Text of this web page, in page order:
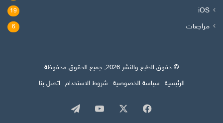
iOS
19
مراجعات 6
© حقوق الطبع والنشر 2026, جميع الحقوق محفوظة
الرئيسية
سياسة الخصوصية شروط الاستخدام اتصل بنا
فيسبوك ‫YouTube